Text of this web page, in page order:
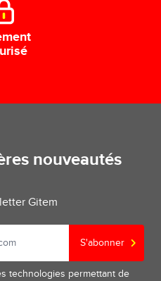
nouveautés
Gitem
S'abonner
technologies permettant de